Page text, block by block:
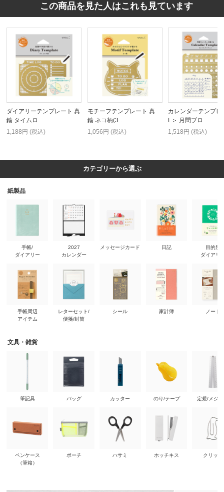
この商品を見た人はこれも見ています
ダイアリーテンプレート 真
鍮 タイムロ…
1,188円 (税込)
モチーフテンプレート 真
鍮 ネコ柄(3…
1,056円 (税込)
カレンダーテンプレ
L＞ 月間ブロ…
1,518円 (税込)
カテゴリーから選ぶ
紙製品
手帳/
ダイアリー
手帳周辺
アイテム
2027
カレンダー
レターセット/
便箋/封筒
メッセージカード
シール
日記
家計簿
目的別
ダイアリ
ノート
文具・雑貨
筆記具
ペンケース
（筆箱）
バッグ
ポーチ
カッター
ハサミ
のり/テープ
ホッチキス
定規/メジ
クリップ